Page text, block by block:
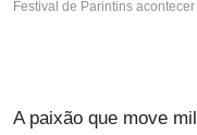
Festival de Parintins
A paixão que move